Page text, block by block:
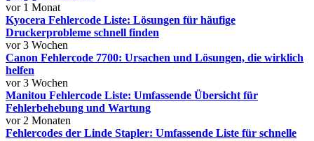
vor 1 Monat
Kyocera Fehlercode Liste: Lösungen für häufige
Druckerprobleme schnell finden
vor 3 Wochen
Canon Fehlercode 7700: Ursachen und Lösungen, die wirklich
helfen
vor 3 Wochen
Manitou Fehlercode Liste: Umfassende Übersicht für
Fehlerbehebung und Wartung
vor 2 Monaten
Fehlercodes der Linde Stapler: Umfassende Liste für schnelle